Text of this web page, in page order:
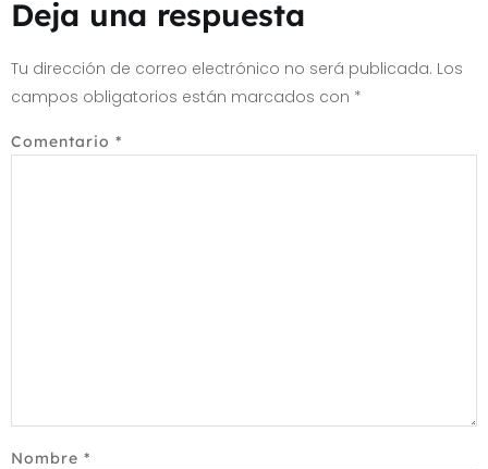
Deja una respuesta
Tu dirección de correo electrónico no será publicada. Los
campos obligatorios están marcados con *
Comentario *
Nombre *